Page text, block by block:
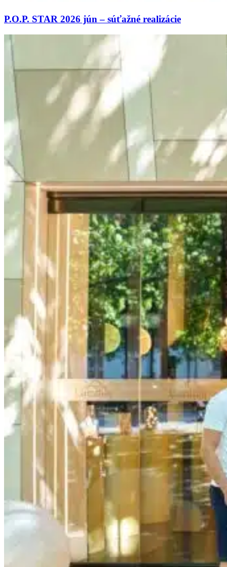
P.O.P. STAR 2026 jún – súťažné realizácie